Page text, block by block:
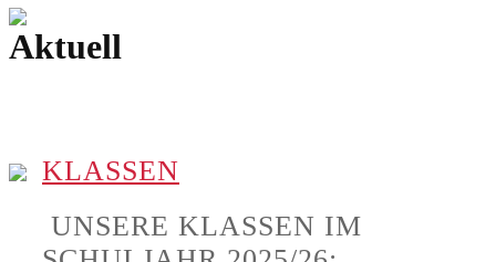
Aktuell
KLASSEN
UNSERE KLASSEN IM